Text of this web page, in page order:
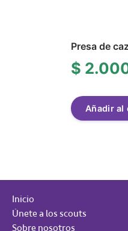
Presa de
$
Añadir al
Inicio
Únete a los scouts
Sobre nosotros